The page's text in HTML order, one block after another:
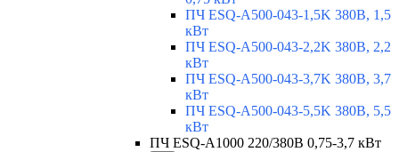
ПЧ ESQ-A500-043-1,5K 380В, 1,5
кВт
ПЧ ESQ-A500-043-2,2K 380В, 2,2
кВт
ПЧ ESQ-A500-043-3,7K 380В, 3,7
кВт
ПЧ ESQ-A500-043-5,5K 380В, 5,5
кВт
ПЧ ESQ-A1000 220/380В 0,75-3,7 кВт